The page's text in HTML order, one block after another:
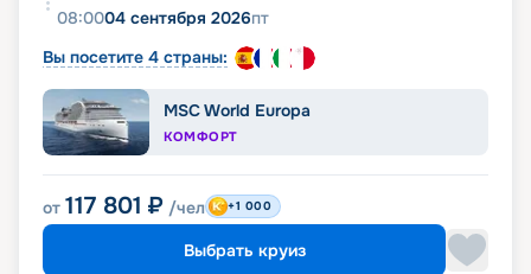
08:0004 сентября 2026пт
Вы посетите 4 страны:
MSC World Europa
КОМФОРТ
от 117 801 ₽ /чел +1 000
Выбрать круиз